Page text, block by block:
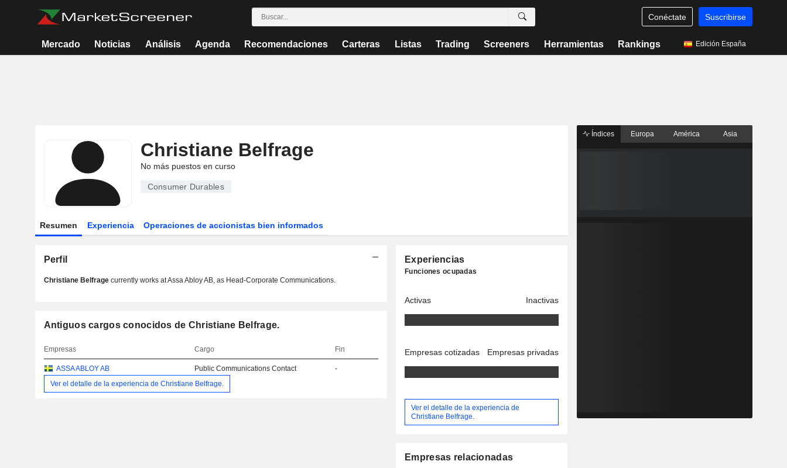
Conéctate Suscribirse
Mercado Noticias Análisis Agenda Recomendaciones Carteras Listas Trading Screeners Herramientas Rankings Edición España
Christiane Belfrage
No más puestos en curso
Consumer Durables
Resumen Experiencia Operaciones de accionistas bien informados
Perfil
Christiane Belfragecurrently works at Assa Abloy AB, as Head-Corporate Communications.
Antiguos cargos conocidos de Christiane Belfrage.
Empresas Cargo Fin
ASSA ABLOY AB Public Communications Contact
-
Ver el detalle de la experiencia de Christiane Belfrage.
Experiencias
Funciones ocupadas
Activas Inactivas
Empresas cotizadas Empresas privadas
Ver el detalle de la experiencia de
Christiane Belfrage.
Empresas relacionadas
Índices Europa América Asia